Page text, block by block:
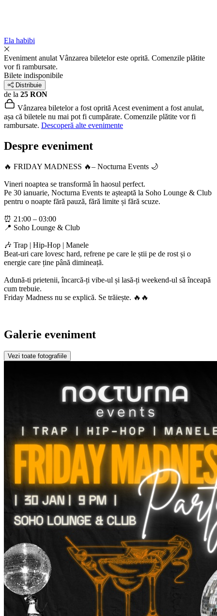
Ela habibi
Eveniment anulat Vânzarea biletelor este oprită. Comenzile plătite
vor fi rambursate.
Bilete indisponibile
Distribuie
de la 25 RON
Vânzarea biletelor a fost oprită Acest eveniment a fost anulat,
așa că biletele nu mai pot fi cumpărate. Comenzile plătite vor fi
rambursate. Descoperă alte evenimente
Despre eveniment
🔥 FRIDAY MADNESS 🔥– Nocturna Events 🌙
Vineri noaptea se transformă în haosul perfect.
Pe 30 ianuarie, Nocturna Events te așteaptă la Soho Lounge & Club
pentru o noapte fără pauză, fără limite și fără scuze.
⏰ 21:00 – 03:00
📍 Soho Lounge & Club
🎶 Trap | Hip-Hop | Manele
Beat-uri care lovesc hard, refrene pe care le știi pe de rost și o
energie care ține până dimineață.
Adună-ti prietenii, încarcă-ți vibe-ul și lasă-ți weekend-ul să înceapă
cum trebuie.
Friday Madness nu se explică. Se trăiește. 🔥🔥
Galerie eveniment
Vezi toate fotografiile